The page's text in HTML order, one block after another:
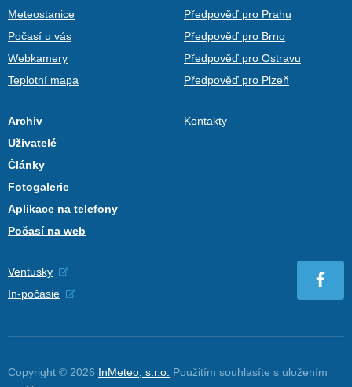
Meteostanice
Počasí u vás
Webkamery
Teplotní mapa
Předpověď pro Prahu
Předpověď pro Brno
Předpověď pro Ostravu
Předpověď pro Plzeň
Archiv
Uživatelé
Články
Fotogalerie
Aplikace na telefony
Počasí na web
Kontakty
Ventusky
In-počasie
Copyright © 2026 InMeteo, s.r.o. Použitím souhlasíte s uložením